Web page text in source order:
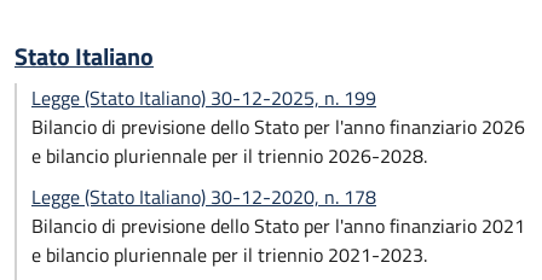
Stato Italiano
Legge (Stato Italiano) 30-12-2025, n. 199
Bilancio di previsione dello Stato per l'anno finanziario 2026
e bilancio pluriennale per il triennio 2026-2028.
Legge (Stato Italiano) 30-12-2020, n. 178
Bilancio di previsione dello Stato per l'anno finanziario 2021
e bilancio pluriennale per il triennio 2021-2023.